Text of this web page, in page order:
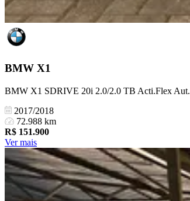
BMW X1
BMW X1 SDRIVE 20i 2.0/2.0 TB Acti.Flex Aut.
2017/2018
72.988 km
R$ 151.900
Ver mais